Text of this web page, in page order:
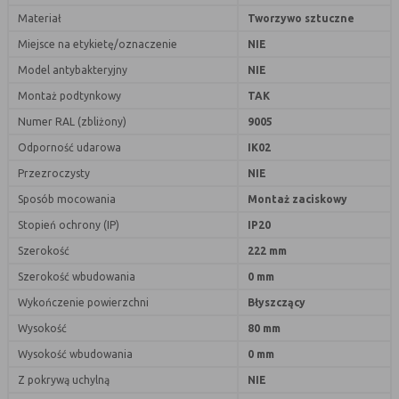
nie powinna uniemożliwić zupełnego
- służą bardzo ważnym funkcjonalnościom
serwisu, ich zablokowanie spowoduje, że
prawidłowo.
Biznesowe
Umożliwiają realizację modelu
biznesowego w oparciu o który
udostępniona jest witryna, ich
niedostępności całości funkcjonalności
serwisu, ale może obniżyć poziom
świadczenia usługi ze względu na brak
witryny przychodów subsydiujących
działanie serwisu. Do tej kategorii należą
B. Ze względu na czas przez jaki cookie będzie
Materiał Tworzywo sztuczne
Miejsce na etykietę/oznaczenie NIE
Model antybakteryjny NIE
Montaż podtynkowy TAK
Numer RAL (zbliżony) 9005
Odporność udarowa IK02
Przezroczysty NIE
Sposób mocowania Montaż zaciskowy
Stopień ochrony (IP) IP20
Szerokość 222 mm
Szerokość wbudowania 0 mm
Wykończenie powierzchni Błyszczący
Wysokość 80 mm
Wysokość wbudowania 0 mm
Z pokrywą uchylną NIE